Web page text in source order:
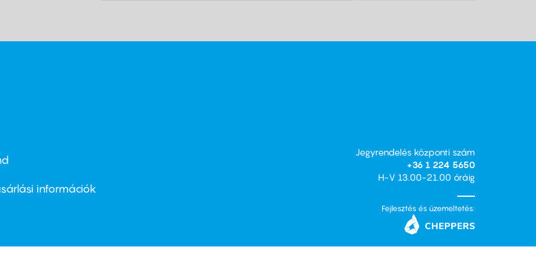
információk
Jegyrendelés központi szám
+36 1 224 5650
H-V 13.00-21.00 óráig
Fejlesztés és üzemeltetés: